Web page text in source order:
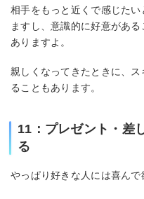
相手をもっと近くで感じた
ますし、意識的に好意があ
ありますよ。
親しくなってきたときに、
ることもあります。
11：プレゼント・差
る
やっぱり好きな人には喜んで